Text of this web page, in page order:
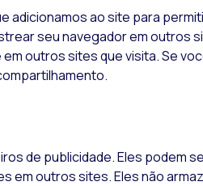
adicionamos ao site para
seu navegador em outros
outros sites que visita. Se
de publicidade. Eles podem
em outrossites. Eles não